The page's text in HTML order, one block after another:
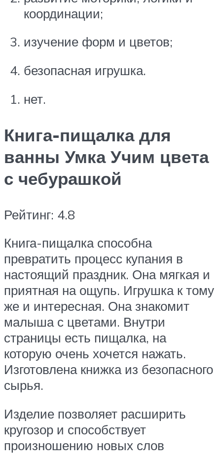
координации;
изучение форм и цветов;
безопасная игрушка.
нет.
Книга-пищалка для
ванны Умка Учим цвета
с чебурашкой
Рейтинг: 4.8
Книга-пищалка способна
превратить процесс купания в
настоящий праздник. Она мягкая и
приятная на ощупь. Игрушка к тому
же и интересная. Она знакомит
малыша с цветами. Внутри
страницы есть пищалка, на
которую очень хочется нажать.
Изготовлена книжка из безопасного
сырья.
Изделие позволяет расширить
кругозор и способствует
произношению новых слов